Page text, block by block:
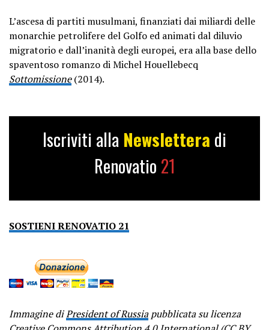
L’ascesa di partiti musulmani, finanziati dai miliardi delle
monarchie petrolifere del Golfo ed animati dal diluvio
migratorio e dall’inanità degli europei, era alla base dello
spaventoso romanzo di Michel Houellebecq
Sottomissione(2014).
Iscriviti alla Newslettera di
Renovatio 21
SOSTIENI RENOVATIO 21
Immagine diPresident of Russiapubblicata su licenza